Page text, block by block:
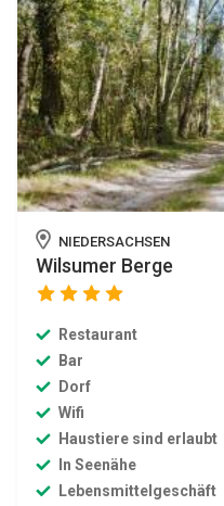
NIEDERSACHSEN
Wilsumer Berge
Restaurant
Bar
Dorf
Wifi
Haustiere sind erlaubt
In Seenähe
Lebensmittelgeschäft